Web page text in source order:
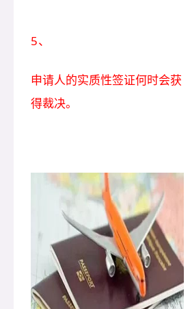
5、
申请人的实质性签证何时会获
得裁决。